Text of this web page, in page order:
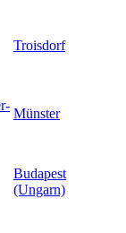
Troisdorf
Münster
Budapest
(Ungarn)